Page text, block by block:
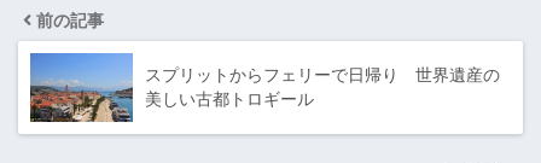
前の記事
スプリットからフェリーで日帰り 世界遺産の
美しい古都トロギール